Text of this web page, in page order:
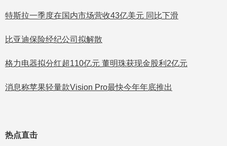
特斯拉一季度在国内市场营收43亿美元 同比下滑
比亚迪保险经纪公司拟解散
格力电器拟分红超110亿元 董明珠获现金股利2亿元
消息称苹果轻量款Vision Pro最快今年年底推出
热点直击